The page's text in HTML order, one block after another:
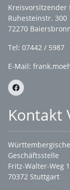
Kreisvorsitzender
Ruhesteinstr. 300
72270
Tel: 07442 / 5987
E-Mail:
Kontakt
Geschäftsstelle
Fritz-Walter-Weg
70372 Stuttgart